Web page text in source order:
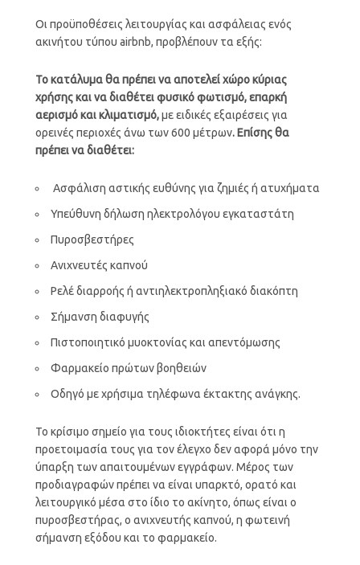
Οι προϋποθέσεις λειτουργίας και ασφάλειας ενός
ακινήτου τύπου airbnb, προβλέπουν τα εξής:
Το κατάλυμα θα πρέπει να αποτελεί χώρο κύριας
χρήσης και να διαθέτει φυσικό φωτισμό, επαρκή
αερισμό και κλιματισμό,με ειδικές εξαιρέσεις για
ορεινές περιοχές άνω των 600 μέτρων. Επίσης θα
πρέπει να διαθέτει:
Ασφάλιση αστικής ευθύνης για ζημιές ή ατυχήματα
Υπεύθυνη δήλωση ηλεκτρολόγου εγκαταστάτη
Πυροσβεστήρες
Ανιχνευτές καπνού
Ρελέ διαρροής ή αντιηλεκτροπληξιακό διακόπτη
Σήμανση διαφυγής
Πιστοποιητικό μυοκτονίας και απεντόμωσης
Φαρμακείο πρώτων βοηθειών
Οδηγό με χρήσιμα τηλέφωνα έκτακτης ανάγκης.
Το κρίσιμο σημείο για τους ιδιοκτήτες είναι ότι η
προετοιμασία τους για τον έλεγχο δεν αφορά μόνο την
ύπαρξη των απαιτουμένων εγγράφων. Μέρος των
προδιαγραφών πρέπει να είναι υπαρκτό, ορατό και
λειτουργικό μέσα στο ίδιο το ακίνητο, όπως είναι ο
πυροσβεστήρας, ο ανιχνευτής καπνού, η φωτεινή
σήμανση εξόδου και το φαρμακείο.